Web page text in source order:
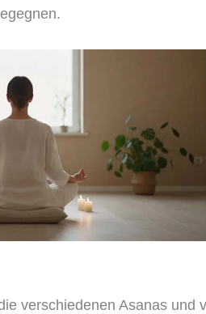
verschiedenen Asanas und